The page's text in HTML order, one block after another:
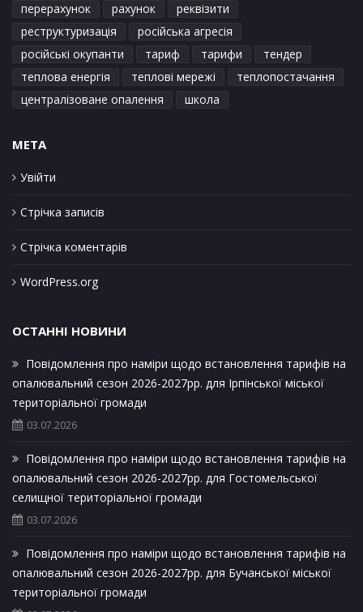
перерахунок
рахунок
реквізити
реструктуризація
російська агресія
російські окупанти
тариф тарифи
тендер
теплова енергія
теплові мережі
теплопостачання
централізоване опалення
школа
META
Увійти
Стрічка записів
Стрічка коментарів
WordPress.org
ОСТАННІ НОВИНИ
Повідомлення про наміри щодо встановлення тарифів на
опалювальний сезон 2026-2027рр. для Ірпінської міської
територіальної громади
03.07.2026
Повідомлення про наміри щодо встановлення тарифів на
опалювальний сезон 2026-2027рр. для Гостомельської
селищної територіальної громади
03.07.2026
Повідомлення про наміри щодо встановлення тарифів на
опалювальний сезон 2026-2027рр. для Бучанської міської
територіальної громади